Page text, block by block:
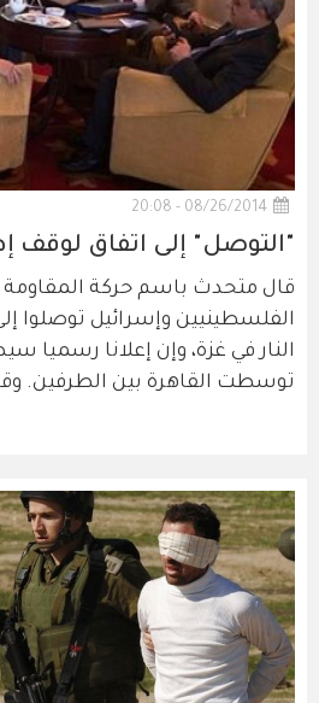
08/26/2014 - 20:08
"التوصل" إلى اتفاق لوقف
قال متحدث باسم حركة
الفلسطينيين وإسرائيل توصلوا
النار في غزة، وإن إعلانا رسميا
توسطت القاهرة بين الطرفين.